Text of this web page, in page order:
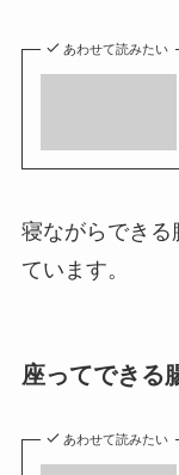
あわせて読みたい
寝ながらできる
ています。
座ってできる
あわせて読みたい